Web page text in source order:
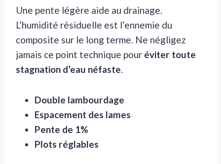
Une pente légère aide au drainage.
L’humidité résiduelle est l’ennemie du
composite sur le long terme. Ne négligez
jamais ce point technique pour éviter toute
stagnation d’eau néfaste.
Double lambourdage
Espacement des lames
Pente de 1%
Plots réglables